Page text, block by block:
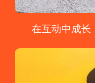
在互动中成长